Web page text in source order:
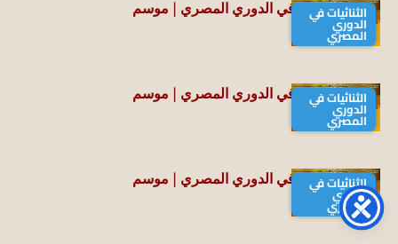
الثنائيات في
الدوري
المصري
سجل الثنائيات في الدوري المصري | موسم
1952-1953 **
الثنائيات في
الدوري
المصري
سجل الثنائيات في الدوري المصري | موسم
1953-1954 **
الثنائيات في
الدوري
المصري
سجل الثنائيات في الدوري المصري | موسم
1954-1955 **